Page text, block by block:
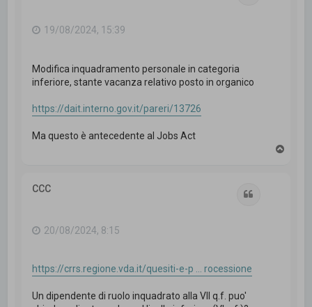
19/08/2024, 15:39
Modifica inquadramento personale in categoria
inferiore, stante vacanza relativo posto in organico
https://dait.interno.gov.it/pareri/13726
Ma questo è antecedente al Jobs Act
CCC
20/08/2024, 8:15
https://crrs.regione.vda.it/quesiti-e-p ... rocessione
Un dipendente di ruolo inquadrato alla VII q.f. puo'